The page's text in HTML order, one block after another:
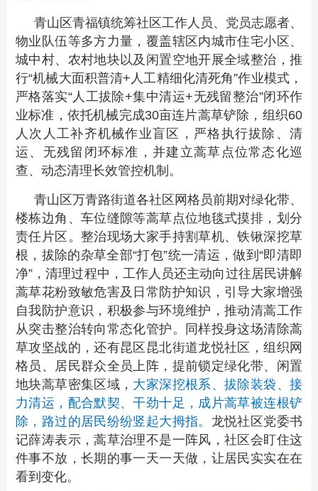
青山区青福镇统筹社区工作人员、党员志愿者、
物业队伍等多方力量，覆盖辖区内城市住宅小区、
城中村、农村地块以及闲置空地开展全域整治，推
行“机械大面积普清+人工精细化清死角”作业模式，
严格落实“人工拔除+集中清运+无残留整治”闭环作
业标准，依托机械完成30亩连片蒿草铲除，组织60
人次人工补齐机械作业盲区，严格执行拔除、清
运、无残留闭环标准，并建立蒿草点位常态化巡
查、动态清理长效管控机制。
青山区万青路街道各社区网格员前期对绿化带、
楼栋边角、车位缝隙等蒿草点位地毯式摸排，划分
责任片区。整治现场大家手持割草机、铁锹深挖草
根，拔除的杂草全部“打包”统一清运，做到“即清即
净”，清理过程中，工作人员还主动向过往居民讲解
蒿草花粉致敏危害及日常防护知识，引导大家增强
自我防护意识，积极参与环境维护，推动清蒿工作
从突击整治转向常态化管护。同样投身这场清除蒿
草攻坚战的，还有昆区昆北街道龙悦社区，组织网
格员、居民群众全员上阵，提前锁定绿化带、闲置
地块蒿草密集区域， 大家深挖根系、拔除装袋、接
力清运，配合默契、干劲十足，成片蒿草被连根铲
除，路过的居民纷纷竖起大拇指。 龙悦社区党委书
记薛涛表示，蒿草治理不是一阵风，社区会盯住这
件事不放，长期的事一天一天做，让居民实实在在
看到变化。